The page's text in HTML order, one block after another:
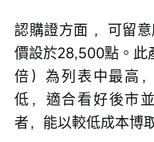
認購證方面 ，可留
價設於28,500點。此
倍）為列表中最高
低，適合看好後市
者，能以較低成本博